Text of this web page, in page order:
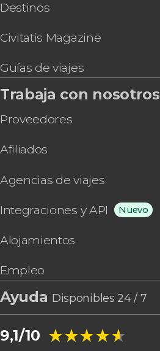
Destinos
Civitatis Magazine
Guías de viajes
Trabaja con nosotros
Proveedores
Afiliados
Agencias de viajes
Integraciones y API Nuevo
Alojamientos
Empleo
Ayuda Disponibles 24 / 7
9,1/10 ★★★★★
★★★★★